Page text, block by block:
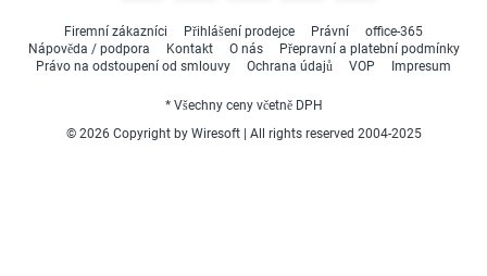
Firemní zákazníci Přihlášení prodejce Právní
office-365
Nápověda / podpora
Kontakt O nás
Přepravní a platební podmínky
Právo na odstoupení od smlouvy
Ochrana údajů VOP Impresum
* Všechny ceny včetně DPH
© 2026 Copyright by Wiresoft | All rights reserved 2004-2025